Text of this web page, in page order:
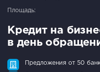
Площадь:
Кредит на
в день
Предложения от 50